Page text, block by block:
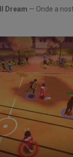
Dream — Onde a